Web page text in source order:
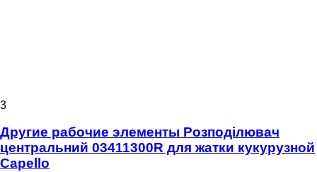
3
Другие рабочие элементы Розподілювач
центральний 03411300R для жатки кукурузной
Capello